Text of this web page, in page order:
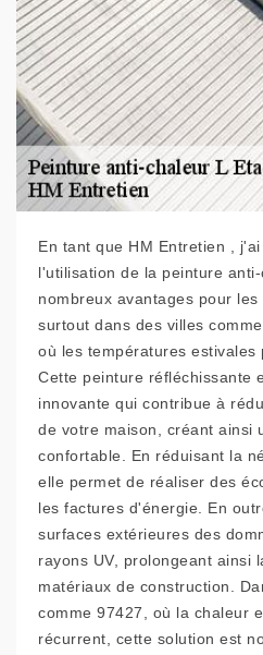
En tant que HM Entretien ,
l'utilisation de la peinture
nombreux avantages pour les
surtout dans des villes
où les températures estivales
Cette peinture réfléchissante
innovante qui contribue à
de votre maison, créant ainsi
confortable. En réduisant la
elle permet de réaliser des
les factures d'énergie. En
surfaces extérieures des
rayons UV, prolongeant ainsi
matériaux de construction.
comme 97427, où la chaleur
récurrent, cette solution est